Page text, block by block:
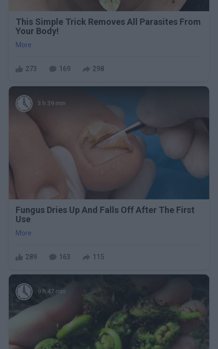
This Simple Trick Removes All Parasites From
Your Body!
More
273 169 298
3 h 39 min
Fungus Dries Up And Falls Off After The First
Use
More
289 163 115
9 h 47 min